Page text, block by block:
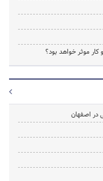
در اصفهان